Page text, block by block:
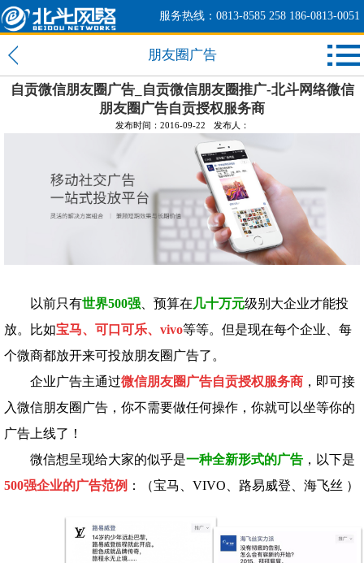
服务热线：0813-8585 258 186-0813-0051
朋友圈广告
自贡微信朋友圈广告_自贡微信朋友圈推广-北斗网络微信
朋友圈广告自贡授权服务商
发布时间：2016-09-22 发布人：
以前只有世界500强 、预算在 几十万元级别大企业才能投
放。比如宝马、可口可乐、vivo等等。但是现在每个企业、每
个微商都放开来可投放朋友圈广告了。
企业广告主通过微信朋友圈广告自贡授权服务商 ，即可接
入微信朋友圈广告，你不需要做任何操作，你就可以坐等你的
广告上线了！
微信想呈现给大家的似乎是一种全新形式的广告 ，以下是
500强企业的广告范例 ：（宝马、VIVO、路易威登、海飞丝 ）